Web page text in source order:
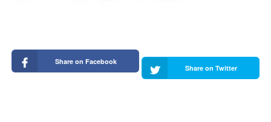
Share on Facebook
Share on Twitter